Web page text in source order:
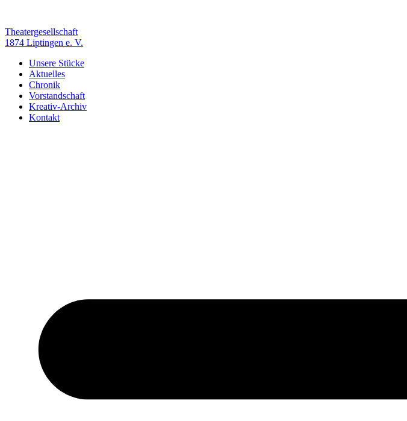
springen
Theatergesellschaft
1874 Liptingen e. V.
Unsere Stücke
Aktuelles
Chronik
Vorstandschaft
Kreativ-Archiv
Kontakt